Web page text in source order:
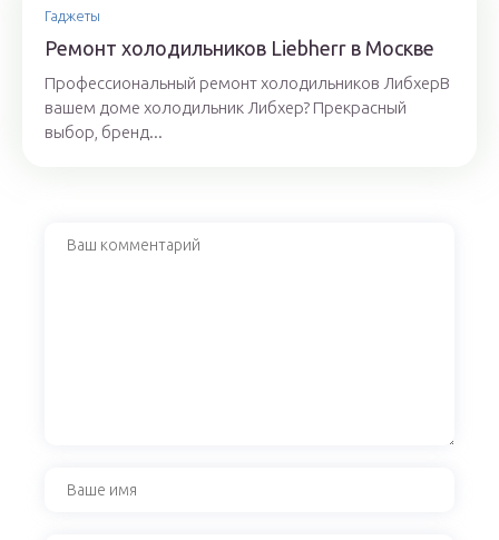
Гаджеты
Ремонт холодильников Liebherr в Москве
Профессиональный ремонт холодильников ЛибхерВ
вашем доме холодильник Либхер? Прекрасный
выбор, бренд...